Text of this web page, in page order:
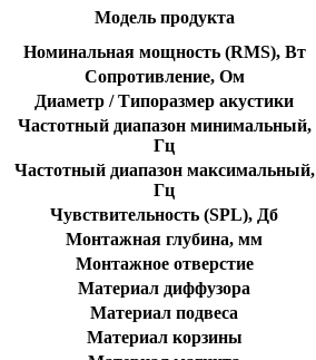
Модель продукта
Номинальная мощность (RMS), Вт
Сопротивление, Ом
Диаметр / Типоразмер акустики
Частотный диапазон минимальный,
Гц
Частотный диапазон максимальный,
Гц
Чувствительность (SPL), Дб
Монтажная глубина, мм
Монтажное отверстие
Материал диффузора
Материал подвеса
Материал корзины